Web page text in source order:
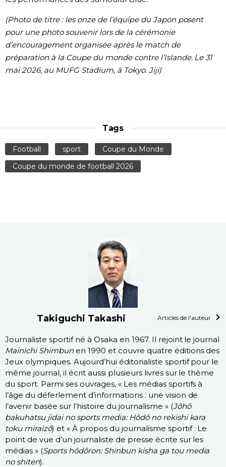
(Photo de titre : les onze de l’équipe du Japon posent
pour une photo souvenir lors de la cérémonie
d’encouragement organisée après le match de
préparation à la Coupe du monde contre l’Islande. Le 31
mai 2026, au MUFG Stadium, à Tokyo. Jiji)
Tags
Football sport
Coupe du Monde
Coupe du monde de football 2026
Takiguchi Takashi Articles de l'auteur
Journaliste sportif né à Osaka en 1967. Il rejoint le journal
Mainichi Shimbunen 1990 et couvre quatre éditions des
Jeux olympiques. Aujourd’hui éditorialiste sportif pour le
même journal, il écrit aussi plusieurs livres sur le thème
du sport. Parmi ses ouvrages, « Les médias sportifs à
l’âge du déferlement d’informations : une vision de
l’avenir basée sur l’histoire du journalisme » (Jôhô
bakuhatsu jidai no sports media: Hôdô no rekishi kara
toku miraizô) et « À propos du journalisme sportif : Le
point de vue d’un journaliste de presse écrite sur les
médias » (Sports hôdôron: Shinbun kisha ga tou media
no shiten).